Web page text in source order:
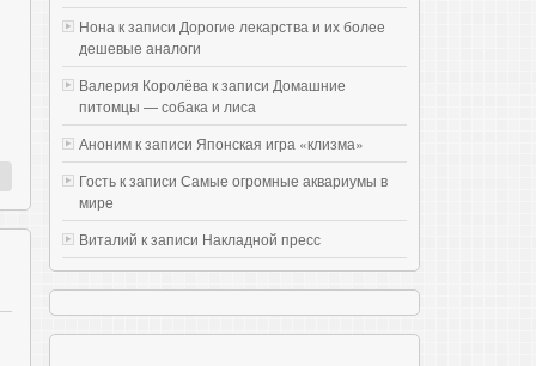
Нона к записи Дорогие лекарства и их более
дешевые аналоги
Валерия Королёва к записи Домашние
питомцы — собака и лиса
Аноним к записи Японская игра «клизма»
Гость к записи Самые огромные аквариумы в
мире
Виталий к записи Накладной пресс